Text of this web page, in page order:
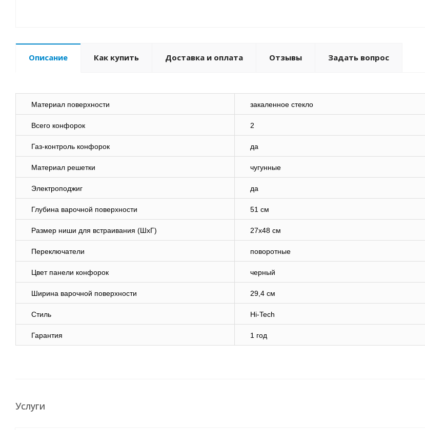
Описание Как купить Доставка и оплата Отзывы Задать вопрос
Материал поверхности закаленное стекло
Всего конфорок 2
Газ-контроль конфорок да
Материал решетки чугунные
Электроподжиг да
Глубина варочной поверхности 51 см
Размер ниши для встраивания (ШхГ) 27х48 см
Переключатели поворотные
Цвет панели конфорок черный
Ширина варочной поверхности 29,4 см
Стиль Hi-Tech
Гарантия 1 год
Услуги